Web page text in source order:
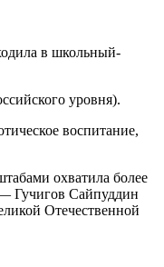
в школьный-
уровня).
воспитание,
охватила более
Гучигов Сайпуддин
Отечественной